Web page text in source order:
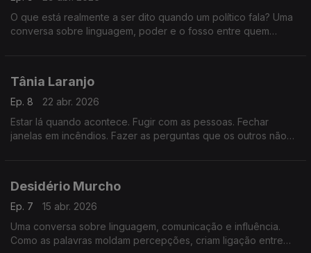
O que está realmente a ser dito quando um político fala? Uma
conversa sobre linguagem, poder e o fosso entre quem
Tânia Laranjo
Ep. 8
22 abr. 2026
Estar lá quando acontece. Fugir com as pessoas. Fechar
janelas em incêndios. Fazer as perguntas que os outros não
Desidério Murcho
Ep. 7
15 abr. 2026
Uma conversa sobre linguagem, comunicação e influência.
Como as palavras moldam percepções, criam ligação entre